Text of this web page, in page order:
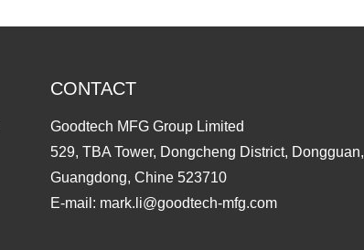
CONTACT
Goodtech MFG Group Limited
529, TBA Tower, Dongcheng District, Dongguan,
Guangdong, Chine 523710
E-mail: mark.li@goodtech-mfg.com